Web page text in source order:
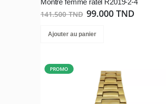
Montre femme ratel R2019-2-4
141.500 TND 99.000 TND
Ajouter au panier
PROMO